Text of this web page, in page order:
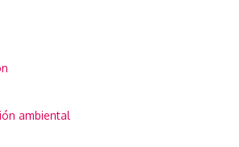
ambiental